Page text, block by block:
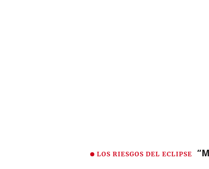
LOS RIESGOS DEL ECLIPSE